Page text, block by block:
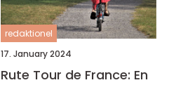
redaktionel
17. January 2024
Rute Tour de France: En